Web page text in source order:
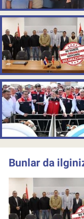
Bunlar da